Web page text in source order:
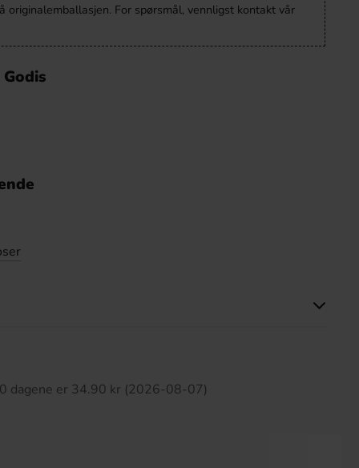
originalemballasjen. For spørsmål, vennligst kontakt vår
dagene er 34.90 kr (2026-08-07)